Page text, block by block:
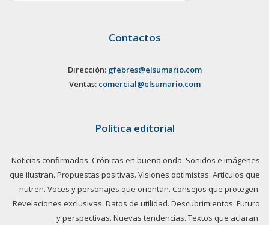
Contactos
Dirección: gfebres@elsumario.com
Ventas: comercial@elsumario.com
Política editorial
Noticias confirmadas. Crónicas en buena onda. Sonidos e imágenes
que ilustran. Propuestas positivas. Visiones optimistas. Artículos que
nutren. Voces y personajes que orientan. Consejos que protegen.
Revelaciones exclusivas. Datos de utilidad. Descubrimientos. Futuro
y perspectivas. Nuevas tendencias. Textos que aclaran.